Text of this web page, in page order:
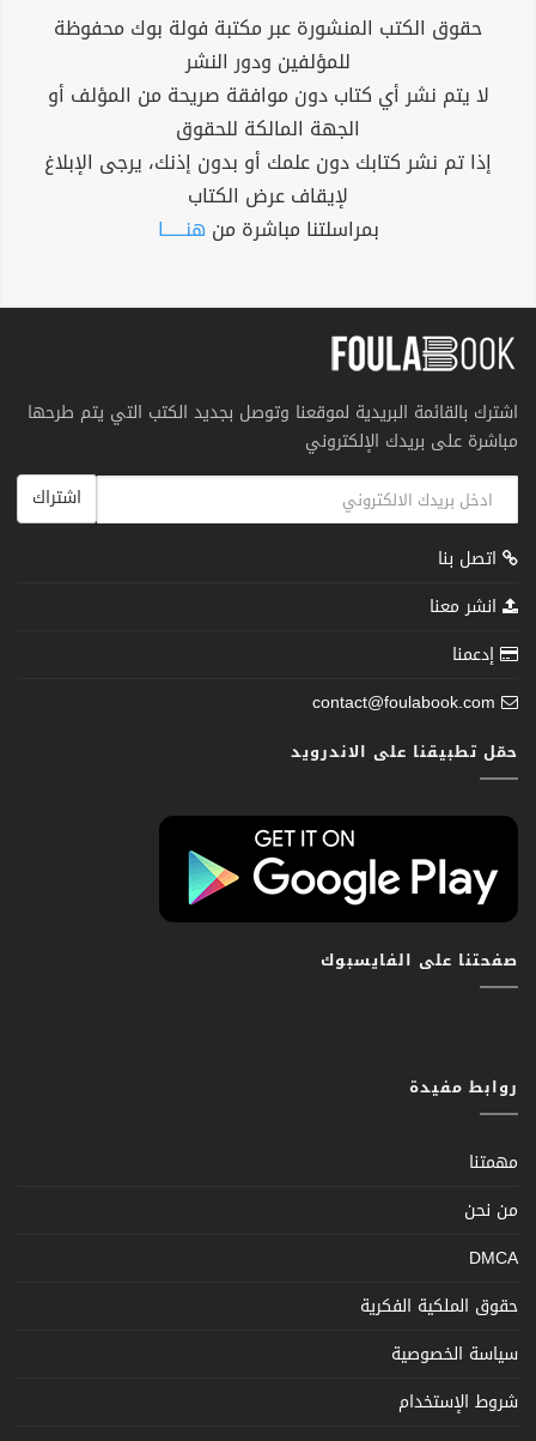
حقوق الكتب المنشورة عبر مكتبة فولة بوك محفوظة
للمؤلفين ودور النشر
لا يتم نشر أي كتاب دون موافقة صريحة من المؤلف أو
الجهة المالكة للحقوق
إذا تم نشر كتابك دون علمك أو بدون إذنك، يرجى الإبلاغ
لإيقاف عرض الكتاب
بمراسلتنا مباشرة من هنــــــا
اشترك بالقائمة البريدية لموقعنا وتوصل بجديد الكتب التي يتم طرحها
مباشرة على بريدك الإلكتروني
اشتراك
اتصل بنا
انشر معنا
إدعمنا
contact@foulabook.com
حمّل تطبيقنا على الاندرويد
صفحتنا على الفايسبوك
روابط مفيدة
مهمتنا
من نحن
DMCA
حقوق الملكية الفكرية
سياسة الخصوصية
شروط الإستخدام